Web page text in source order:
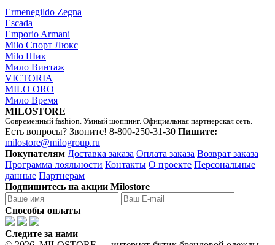
Ermenegildo Zegna
Escada
Emporio Armani
Milo Спорт Люкс
Milo Шик
Мило Винтаж
VICTORIA
MILO ORO
Мило Время
MILOSTORE
Современный fashion. Умный шоппинг. Официальная партнерская сеть.
Есть вопросы? Звоните! 8-800-250-31-30 Пишите:
milostore@milogroup.ru
Покупателям Доставка заказа Оплата заказа Возврат заказа
Программа лояльности Контакты О проекте Персональные
данные Партнерам
Подпишитесь на акции Milostore
Способы оплаты
Следите за нами